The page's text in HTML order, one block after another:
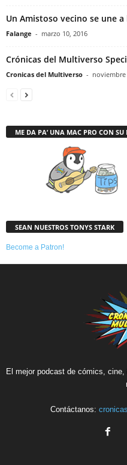
Un Amistoso vecino se une a
Falange - marzo 10, 2016
Crónicas del Multiverso
Cronicas del Multiverso - noviembre
ME DA PA’ UNA MAC PRO CON SU
SEAN NUESTROS TONYS STARK
Become a Patron!
El mejor podcast de cómics,
Contáctanos: